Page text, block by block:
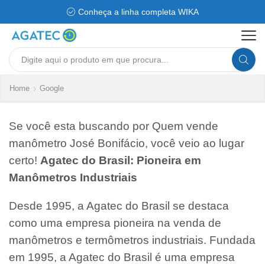
Conheça a linha completa WIKA
Search
Home Google
Se você esta buscando por Quem vende
manômetro José Bonifácio, você veio ao lugar
certo! Agatec do Brasil: Pioneira em
Manômetros Industriais
Desde 1995, a Agatec do Brasil se destaca
como uma empresa pioneira na venda de
manômetros e termômetros industriais. Fundada
em 1995, a Agatec do Brasil é uma empresa